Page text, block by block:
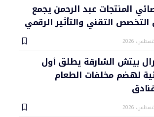
المنتجات عبد الرحمن يجمع
التخصص التقني والتأثير الرقمي
بيتش الشارقة يطلق أول
لهضم مخلفات الطعام